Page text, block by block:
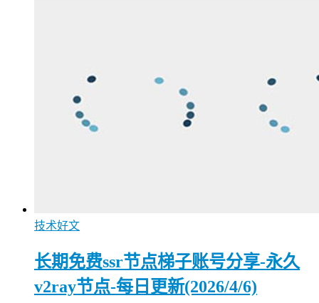
技术好文
长期免费ssr节点梯子账号分享-永久
v2ray节点-每日更新(2026/4/6)